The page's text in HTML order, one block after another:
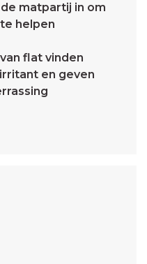
matpartij in om
helpen
flat vinden
en geven